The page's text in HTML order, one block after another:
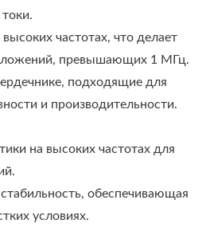
частотах, что делает
превышающих 1 МГц.
подходящие для
и производительности.
на высоких частотах для
обеспечивающая
условиях.